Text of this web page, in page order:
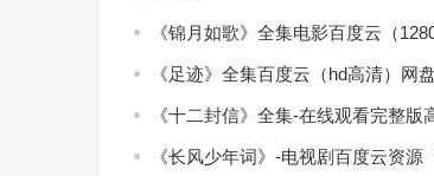
《锦月如歌》全集电影百度云（
《足迹》全集百度云（hd高清）网
《十二封信》全集-在线观看完整
《长风少年词》-电视剧百度云资